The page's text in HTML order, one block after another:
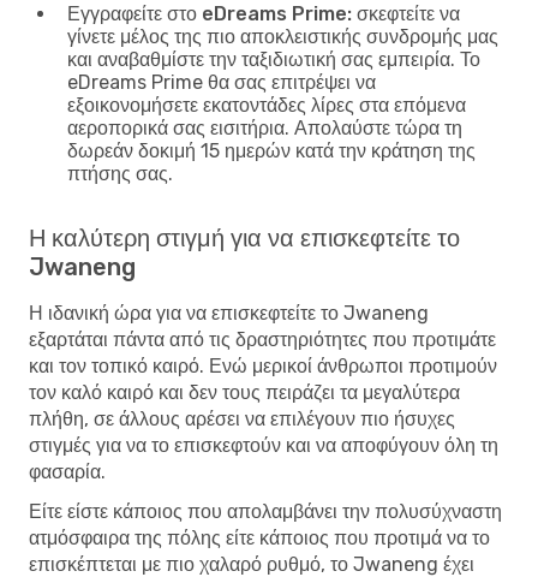
Εγγραφείτε στο eDreams Prime: σκεφτείτε να
γίνετε μέλος της πιο αποκλειστικής συνδρομής μας
και αναβαθμίστε την ταξιδιωτική σας εμπειρία. Το
eDreams Prime θα σας επιτρέψει να
εξοικονομήσετε εκατοντάδες λίρες στα επόμενα
αεροπορικά σας εισιτήρια. Απολαύστε τώρα τη
δωρεάν δοκιμή 15 ημερών κατά την κράτηση της
πτήσης σας.
Η καλύτερη στιγμή για να επισκεφτείτε το
Jwaneng
Η ιδανική ώρα για να επισκεφτείτε το Jwaneng
εξαρτάται πάντα από τις δραστηριότητες που προτιμάτε
και τον τοπικό καιρό. Ενώ μερικοί άνθρωποι προτιμούν
τον καλό καιρό και δεν τους πειράζει τα μεγαλύτερα
πλήθη, σε άλλους αρέσει να επιλέγουν πιο ήσυχες
στιγμές για να το επισκεφτούν και να αποφύγουν όλη τη
φασαρία.
Είτε είστε κάποιος που απολαμβάνει την πολυσύχναστη
ατμόσφαιρα της πόλης είτε κάποιος που προτιμά να το
επισκέπτεται με πιο χαλαρό ρυθμό, το Jwaneng έχει